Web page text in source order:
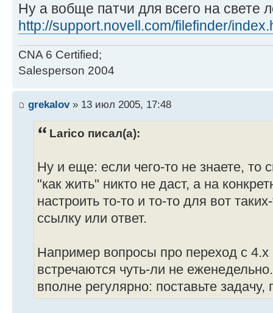
Ну а вобще патчи для всего на свете
http://support.novell.com/filefinder/
CNA 6 Certified;
Salesperson 2004
grekalov» 13 июл 2005, 17:48
Larico писал(а):
Ну и еще: если чего-то не знаете, то
"как жить" никто не даст, а на
настроить то-то и то-то для вот
ссылку или ответ.
Например вопросы про переход с 4.х
встречаются чуть-ли не
вполне регулярно: поставьте